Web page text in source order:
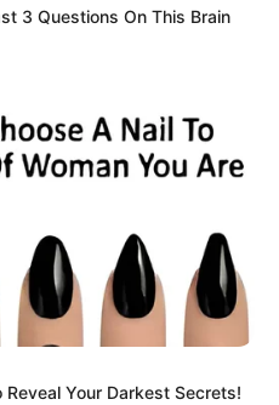
3 Questions On This Brain
Reveal Your Darkest Secrets!